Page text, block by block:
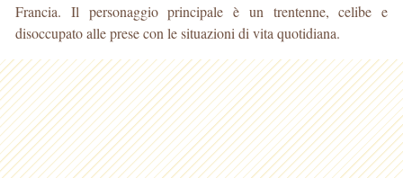
Francia. Il personaggio principale è un trentenne, celibe e
disoccupato alle prese con le situazioni di vita quotidiana.